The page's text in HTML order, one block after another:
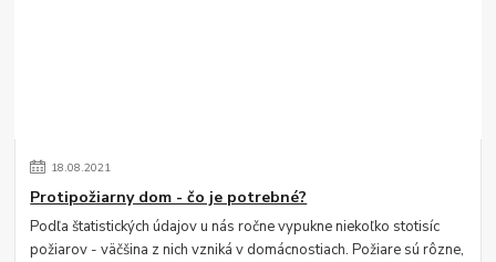
18.08.2021
Protipožiarny dom - čo je potrebné?
Podľa štatistických údajov u nás ročne vypukne niekoľko stotisíc
požiarov - väčšina z nich vzniká v domácnostiach. Požiare sú rôzne,